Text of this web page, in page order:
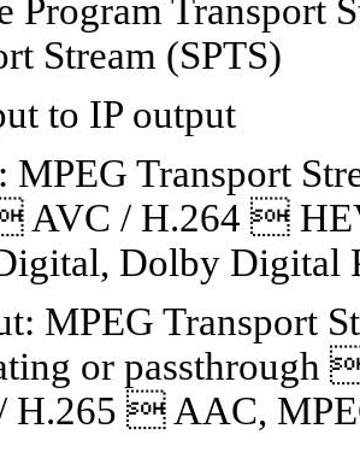
Program Transport
Stream (SPTS)
to IP output
MPEG Transport
AVC / H.264 
Dolby Digital
MPEG Transport
or
H.265  AAC,